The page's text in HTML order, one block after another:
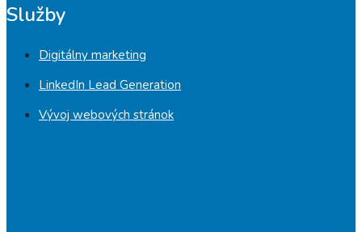
Služby
Digitálny marketing
LinkedIn Lead Generation
Vývoj webových stránok